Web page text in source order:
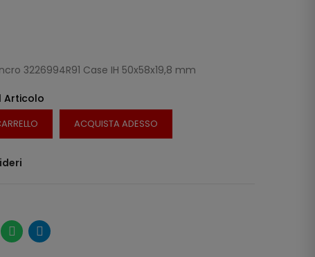
3226994R91 Case IH 50x58x19,8 mm
Articolo
ACQUISTA ADESSO